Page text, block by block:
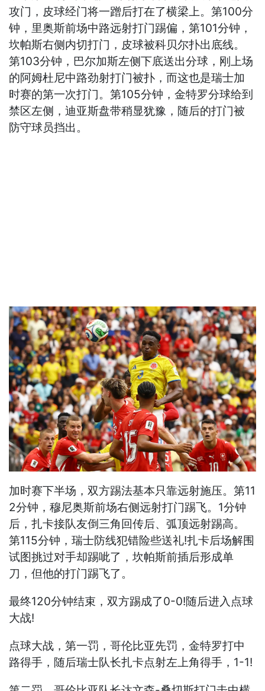
攻门，皮球经门将一蹭后打在了横梁上。第100分
钟，里奥斯前场中路远射打门踢偏，第101分钟，
坎帕斯右侧内切打门，皮球被科贝尔扑出底线。
第103分钟，巴尔加斯左侧下底送出分球，刚上场
的阿姆杜尼中路劲射打门被扑，而这也是瑞士加
时赛的第一次打门。第105分钟，金特罗分球给到
禁区左侧，迪亚斯盘带稍显犹豫，随后的打门被
防守球员挡出。
加时赛下半场，双方踢法基本只靠远射施压。第11
2分钟，穆尼奥斯前场右侧远射打门踢飞。1分钟
后，扎卡接队友倒三角回传后、弧顶远射踢高。
第115分钟，瑞士防线犯错险些送礼!扎卡后场解围
试图挑过对手却踢呲了，坎帕斯前插后形成单
刀，但他的打门踢飞了。
最终120分钟结束，双方踢成了0-0!随后进入点球
大战!
点球大战，第一罚，哥伦比亚先罚，金特罗打中
路得手，随后瑞士队长扎卡点射左上角得手，1-1!